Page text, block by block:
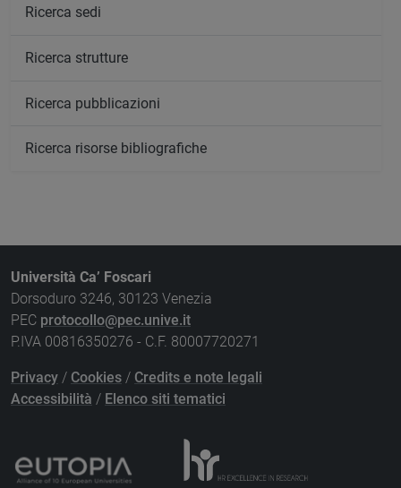
Ricerca sedi
Ricerca strutture
Ricerca pubblicazioni
Ricerca risorse bibliografiche
Università Ca’ Foscari
Dorsoduro 3246, 30123 Venezia
PEC protocollo@pec.unive.it
P.IVA 00816350276 - C.F. 80007720271
Privacy / Cookies / Credits e note legali
Accessibilità / Elenco siti tematici